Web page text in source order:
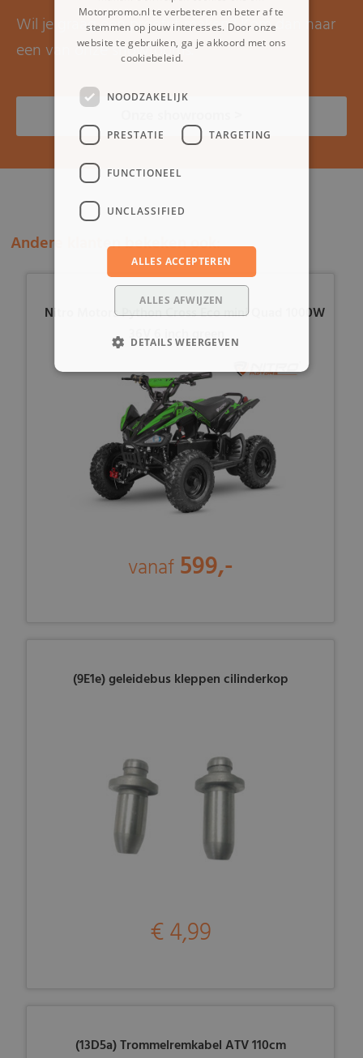
Wil je graag een proefrit maken? Kom dan naar
een van onze showrooms.
Andere klanten bekeken ook:
Nitro Motors Python Cross Eco mini Quad 1000W
36V 6 inch green
vanaf 599,-
(9E1e) geleidebus kleppen cilinderkop
€ 4,99
(13D5a) Trommelremkabel ATV 110cm
Motorpromo.nl te verbeteren en beter af te
stemmen op jouw interesses. Door onze
website te gebruiken, ga je akkoord met ons
cookiebeleid.
NOODZAKELIJK
PRESTATIE TARGETING
FUNCTIONEEL
UNCLASSIFIED
ALLES ACCEPTEREN
ALLES AFWIJZEN
DETAILS WEERGEVEN